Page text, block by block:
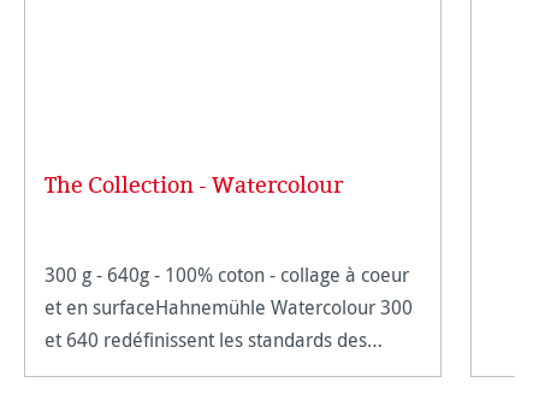
The Collection - Watercolour
300 g - 640g - 100% coton - collage à coeur
et en surfaceHahnemühle Watercolour 300
et 640 redéfinissent les standards des
papiers aquarelles de qualité. Une variété